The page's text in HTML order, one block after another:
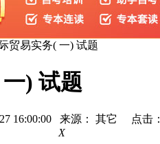
贸易实务( 一) 试题
) 试题
27 16:00:00 来源： 其它 点击：
X